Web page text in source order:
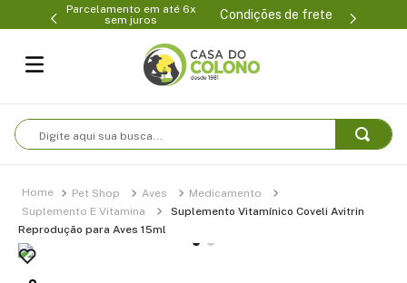
Parcelamento em até 6x
sem juros
Condições de frete
Digite aqui sua busca...
Pet Shop Aves
Medicamento
Suplemento E Vitamina
Suplemento Vitamínico Coveli Avitrin
Reprodução para Aves 15ml